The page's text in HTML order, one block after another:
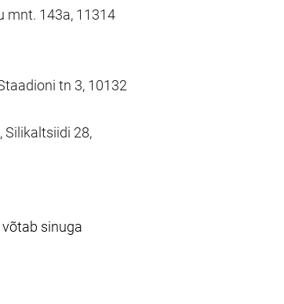
mnt. 143a, 11314
tn 3, 10132
Silikaltsiidi 28,
võtab sinuga